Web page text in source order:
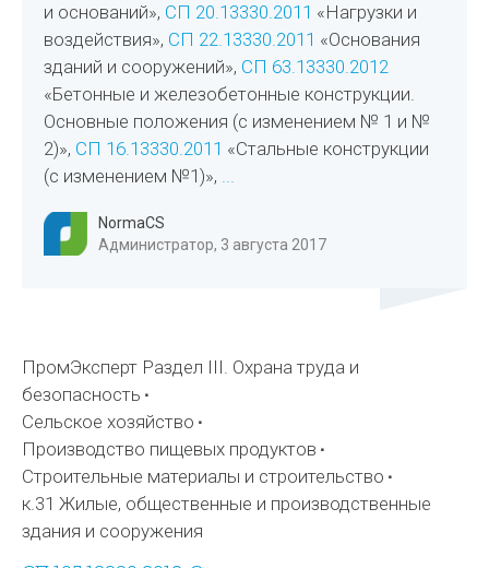
и оснований», СП 20.13330.2011 «Нагрузки и
воздействия», СП 22.13330.2011 «Основания
зданий и сооружений», СП 63.13330.2012
«Бетонные и железобетонные конструкции.
Основные положения (с изменением № 1 и №
2)», СП 16.13330.2011 «Стальные конструкции
(с изменением №1)», ...
NormaCS
Администратор, 3 августа 2017
ПромЭксперт Раздел III. Охрана труда и
безопасность
Сельское хозяйство
Производство пищевых продуктов
Строительные материалы и строительство
к.31 Жилые, общественные и производственные
здания и сооружения